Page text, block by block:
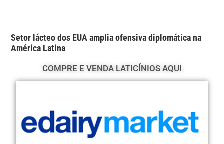
Setor lácteo dos EUA amplia ofensiva diplomática na
América Latina
COMPRE E VENDA LATICÍNIOS AQUI